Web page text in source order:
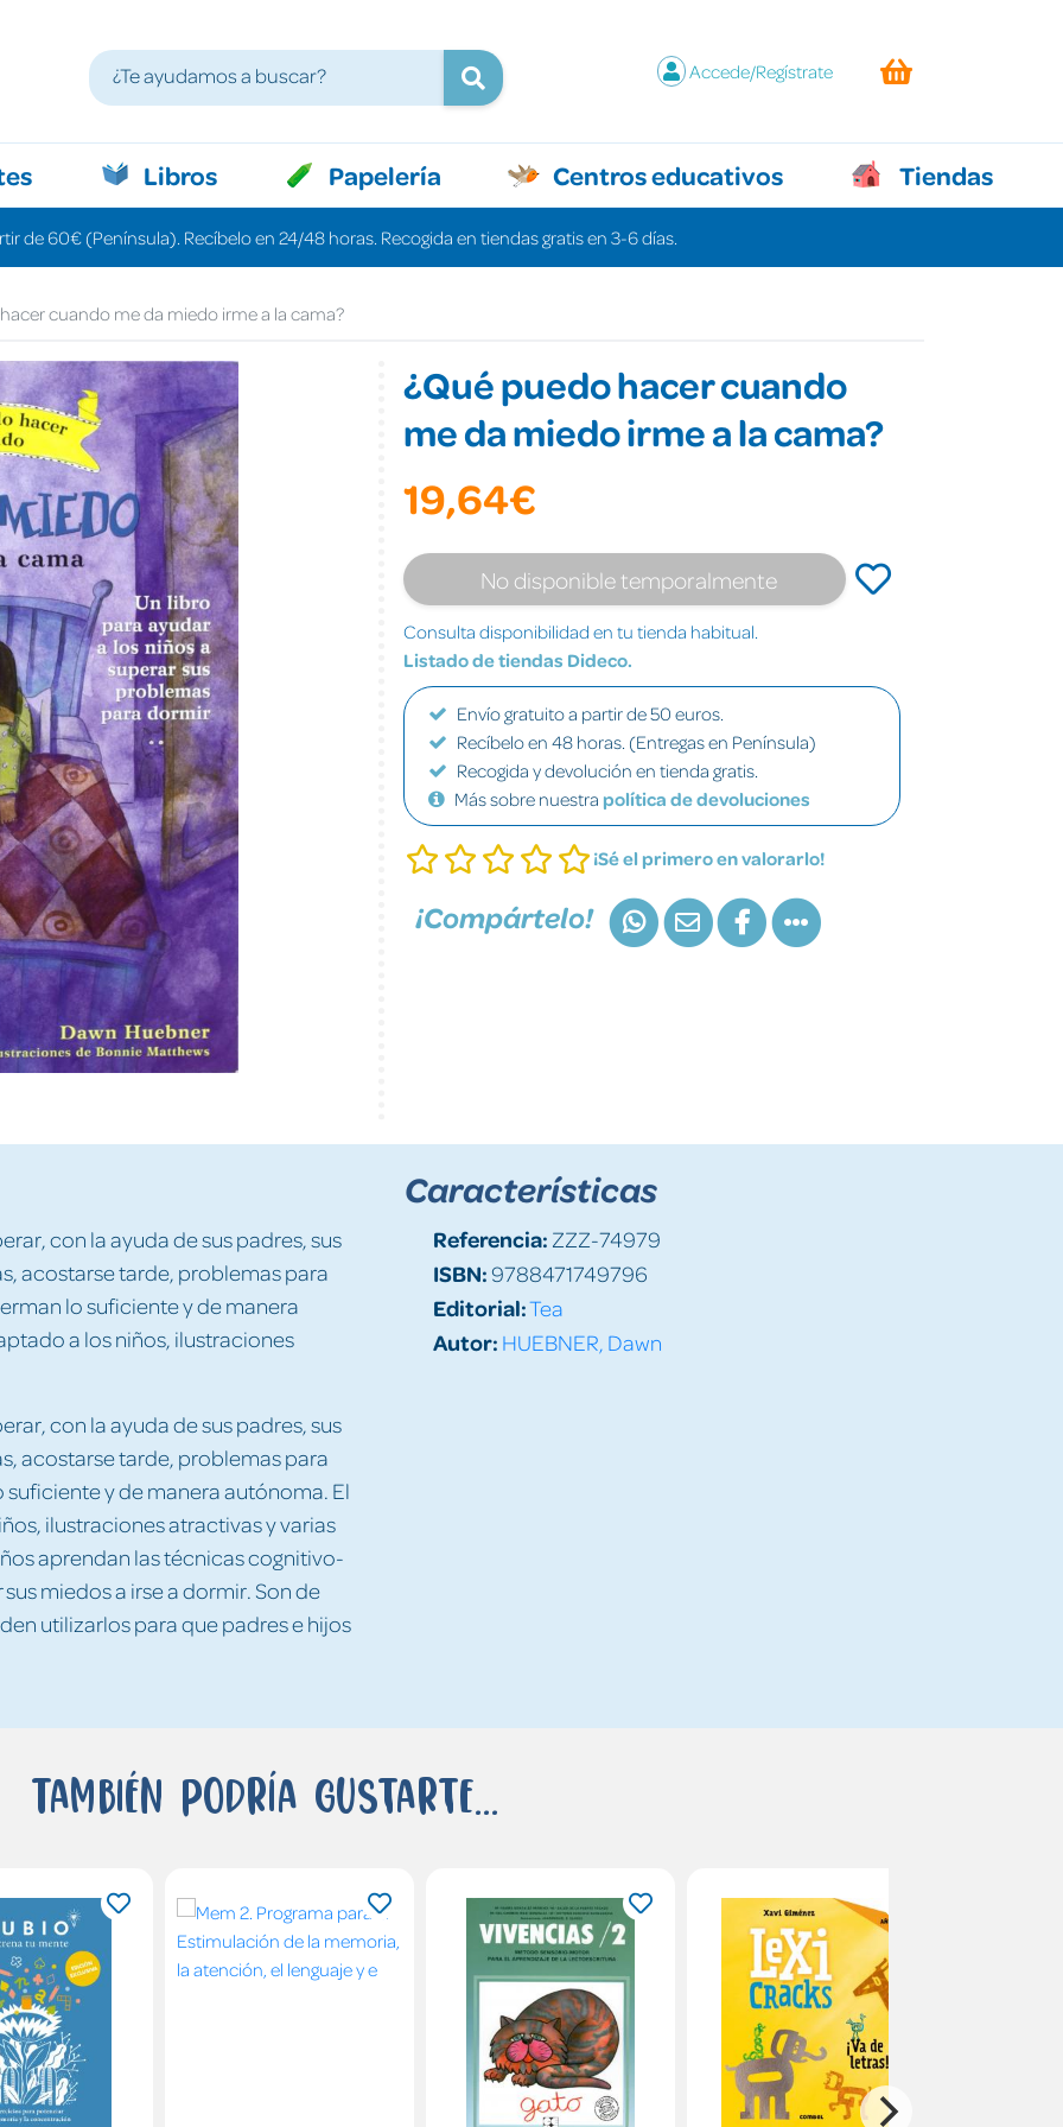
Accede/Regístrate
Libros Papelería Centros educativos Tiendas
de 60€ (Península). Recíbelo en 24/48 horas. Recogida en tiendas gratis en 3-6 días.
cuando me da miedo irme a la cama?
¿Qué puedo hacer cuando
me da miedo irme a la cama?
19,64€
No disponible temporalmente
Consulta disponibilidad en tu tienda habitual.
Listado de tiendas Dideco.
Envío gratuito a partir de 50 euros.
Recíbelo en 48 horas. (Entregas en Península)
Recogida y devolución en tienda gratis.
Más sobre nuestra política de devoluciones
¡Sé el primero en valorarlo!
¡Compártelo!
con la ayuda de sus padres, sus
acostarse tarde, problemas para
lo suficiente y de manera
a los niños, ilustraciones
con la ayuda de sus padres, sus
acostarse tarde, problemas para
suficiente y de manera autónoma. El
ilustraciones atractivas y varias
aprendan las técnicas cognitivo-
miedos a irse a dormir. Son de
utilizarlos para que padres e hijos
Características
Referencia: ZZZ-74979
ISBN:9788471749796
Editorial:Tea
Autor: HUEBNER, Dawn
También podría gustarte...